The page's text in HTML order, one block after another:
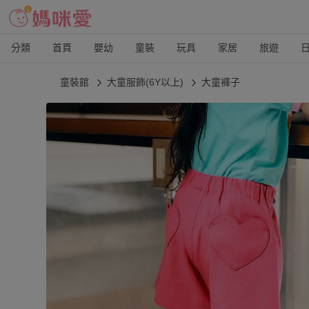
分類 首頁 嬰幼 童裝 玩具 家居 旅遊
童裝館 大童服飾(6Y以上) 大童褲子